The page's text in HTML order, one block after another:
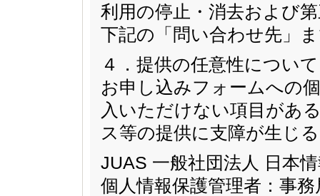
利用の停止・消去および
下記の「問い合わせ先」
４．提供の任意性について
お申し込みフォームへの
入いただけない項目があ
ス等の提供に支障が生じ
JUAS 一般社団法人 日本
個人情報保護管理者：事